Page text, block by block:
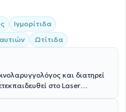
Ιγμορίτιδα
Ωτίτιδα
και διατηρεί
στο Laser
του Γενικού Νοσοκομείου